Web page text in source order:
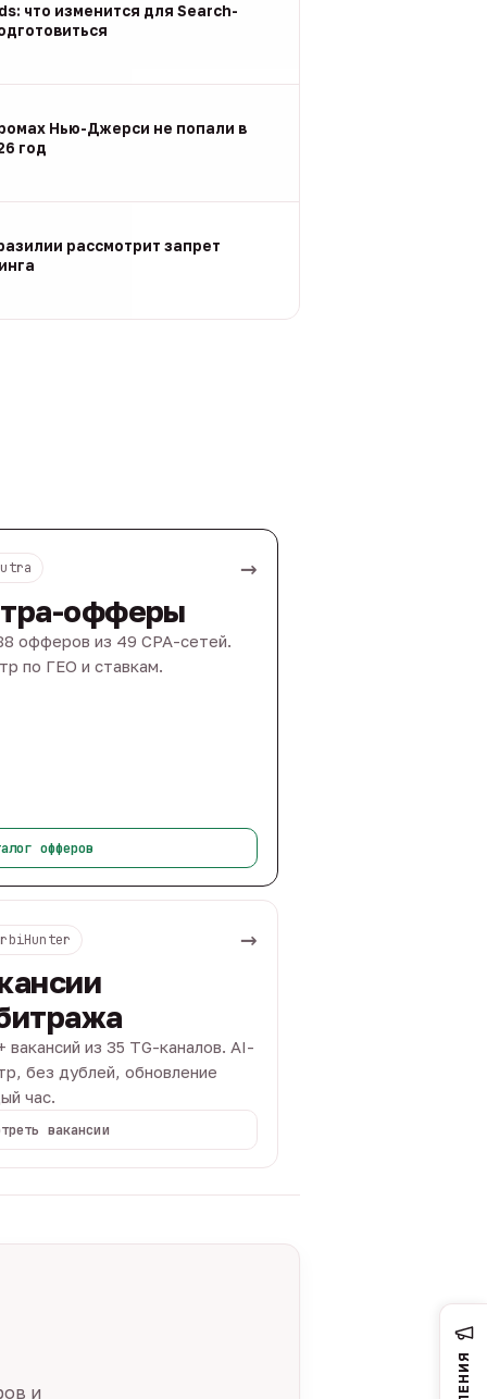
что изменится для Search-
Нью-Джерси не попали в
год
рассмотрит запрет
→
офферы
офферов из 49 CPA-сетей.
по ГЕО и ставкам.
офферов
→
вакансий из 35 TG-каналов. AI-
без дублей, обновление
час.
вакансии
и